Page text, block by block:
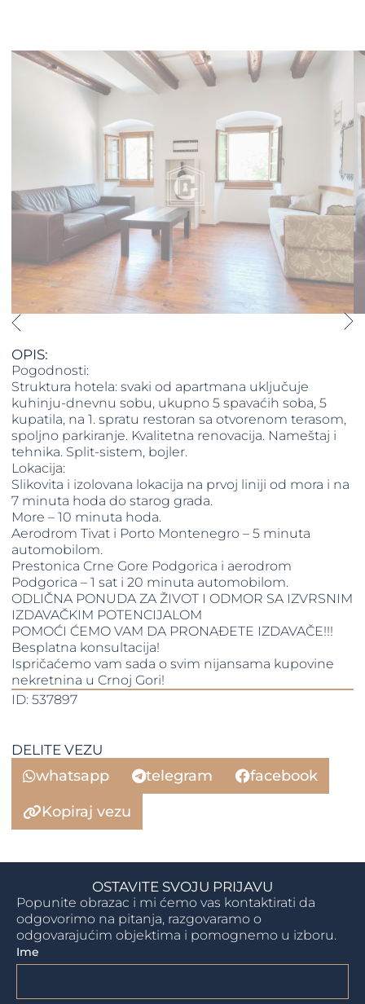
OPIS:
Pogodnosti:
Struktura hotela: svaki od apartmana uključuje
kuhinju-dnevnu sobu, ukupno 5 spavaćih soba, 5
kupatila, na 1. spratu restoran sa otvorenom terasom,
spoljno parkiranje. Kvalitetna renovacija. Nameštaj i
tehnika. Split-sistem, bojler.
Lokacija:
Slikovita i izolovana lokacija na prvoj liniji od mora i na
7 minuta hoda do starog grada.
More – 10 minuta hoda.
Aerodrom Tivat i Porto Montenegro – 5 minuta
automobilom.
Prestonica Crne Gore Podgorica i aerodrom
Podgorica – 1 sat i 20 minuta automobilom.
ODLIČNA PONUDA ZA ŽIVOT I ODMOR SA IZVRSNIM
IZDAVAČKIM POTENCIJALOM
POMOĆI ĆEMO VAM DA PRONAĐETE IZDAVAČE!!!
Besplatna konsultacija!
Ispričaćemo vam sada o svim nijansama kupovine
nekretnina u Crnoj Gori!
ID: 537897
DELITE VEZU
whatsapp telegram
facebook
Kopiraj vezu
OSTAVITE SVOJU PRIJAVU
Popunite obrazac i mi ćemo vas kontaktirati da
odgovorimo na pitanja, razgovaramo o
odgovarajućim objektima i pomognemo u izboru.
Ime